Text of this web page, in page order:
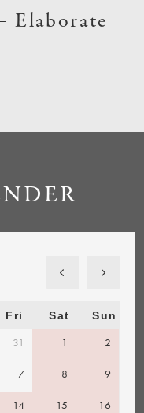
Elaborate
Fri Sat Sun
31 1 2
7 8 9
14 15 16